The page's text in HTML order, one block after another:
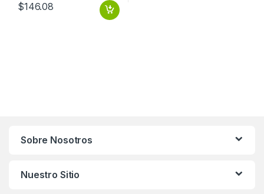
$146.08
Sobre Nosotros
Nuestro Sitio